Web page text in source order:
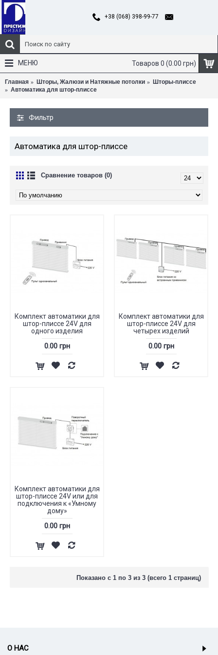
+38 (068) 398-99-77
Товаров 0 (0.00 грн)
МЕНЮ
Главная Шторы, Жалюзи и Натяжные потолки
Шторы-плиссе
Автоматика для штор-плиссе
Фильтр
Автоматика для штор-плиссе
Сравнение товаров (0)
Комплект автоматики для
штор-плиссе 24V для
одного изделия
0.00 грн
Комплект автоматики для
штор-плиссе 24V для
четырех изделий
0.00 грн
Комплект автоматики для
штор-плиссе 24V или для
подключения к «Умному
дому»
0.00 грн
Показано с 1 по 3 из 3 (всего 1 страниц)
О НАС